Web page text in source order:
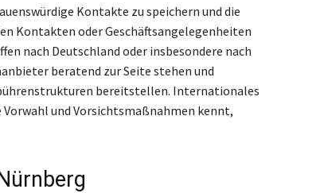
Kontakte zu speichern und die
Kontakten oder Geschäftsangelegenheiten
nach Deutschland oder insbesondere nach
beratend zur Seite stehen und
bereitstellen. Internationales
und Vorsichtsmaßnahmen kennt,